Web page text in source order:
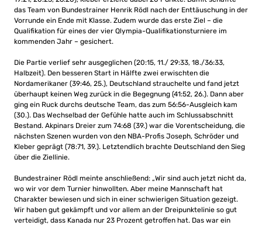
das Team von Bundestrainer Henrik Rödl nach der Enttäuschung in der
Vorrunde ein Ende mit Klasse. Zudem wurde das erste Ziel – die
Qualifikation für eines der vier Qlympia-Qualifikationsturniere im
kommenden Jahr – gesichert.
Die Partie verlief sehr ausgeglichen (20:15, 11./ 29:33, 18./36:33,
Halbzeit). Den besseren Start in Hälfte zwei erwischten die
Nordamerikaner (39:46, 25.), Deutschland strauchelte und fand jetzt
überhaupt keinen Weg zurück in die Begegnung (41:52, 26.). Dann aber
ging ein Ruck durchs deutsche Team, das zum 56:56-Ausgleich kam
(30.). Das Wechselbad der Gefühle hatte auch im Schlussabschnitt
Bestand. Akpinars Dreier zum 74:68 (39.) war die Vorentscheidung, die
nächsten Szenen wurden von den NBA-Profis Joseph, Schröder und
Kleber geprägt (78:71, 39.). Letztendlich brachte Deutschland den Sieg
über die Ziellinie.
Bundestrainer Rödl meinte anschließend: „Wir sind auch jetzt nicht da,
wo wir vor dem Turnier hinwollten. Aber meine Mannschaft hat
Charakter bewiesen und sich in einer schwierigen Situation gezeigt.
Wir haben gut gekämpft und vor allem an der Dreipunktelinie so gut
verteidigt, dass Kanada nur 23 Prozent getroffen hat. Das war ein